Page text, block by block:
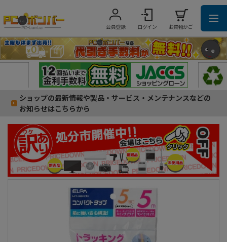
会員登録 ログイン お買物かご
ショップの最新情報や製品・サービス・メンテナンスなどの
お知らせはこちらから